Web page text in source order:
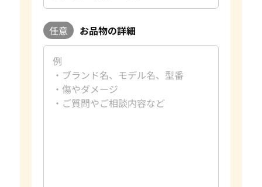
任意 お品物の詳細